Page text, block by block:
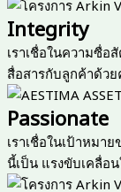
Integrity
เราเชื่อในความซื่อ
สื่อสารกับลูกค้าด้วย
Passionate
เราเชื่อในเป้าหมาย
นี้เป็น แรงขับเคลื่อ